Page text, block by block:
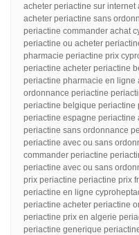
acheter periactine sur
acheter periactine sans
periactine commander achat
periactine ou acheter
pharmacie periactine prix
periactine acheter periactine
periactine pharmacie en ligne
ordonnance periactine
periactine belgique periactine
periactine espagne periactine
periactine sans ordonnance
periactine avec ou sans
commander periactine
periactine avec ou sans
prix periactine periactine prix
periactine en ligne
periactine acheter periactine
periactine prix en algerie
periactine generique